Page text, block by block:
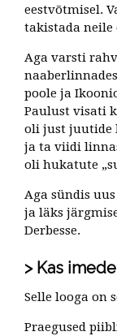
eestvõtmisel.
takistada neile
Aga varsti
poole ja
Paulust visati
oli just juutide
ja ta viidi
oli hukatute
Aga sündis
ja läks
Derbesse.
Kas
Selle looga on
Praegused